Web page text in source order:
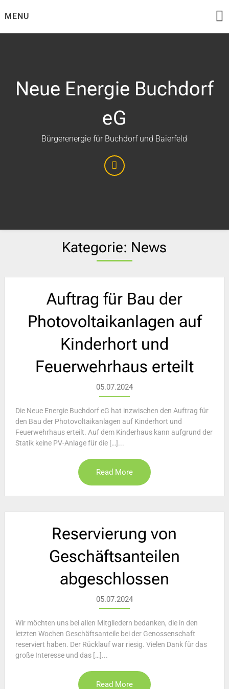
toMENU
Neue Energie Buchdorf
eG
Bürgerenergie für Buchdorf und Baierfeld
Kategorie: News
Auftrag für Bau der
Photovoltaikanlagen auf
Kinderhort und
Feuerwehrhaus erteilt
05.07.2024
Die Neue Energie Buchdorf eG hat inzwischen den Auftrag für
den Bau der Photovoltaikanlagen auf Kinderhort und
Feuerwehrhaus erteilt. Auf dem Kinderhaus kann aufgrund der
Statik keine PV-Anlage für die […]...
Read More
Reservierung von
Geschäftsanteilen
abgeschlossen
05.07.2024
Wir möchten uns bei allen Mitgliedern bedanken, die in den
letzten Wochen Geschäftsanteile bei der Genossenschaft
reserviert haben. Der Rücklauf war riesig. Vielen Dank für das
große Interesse und das […]...
Read More